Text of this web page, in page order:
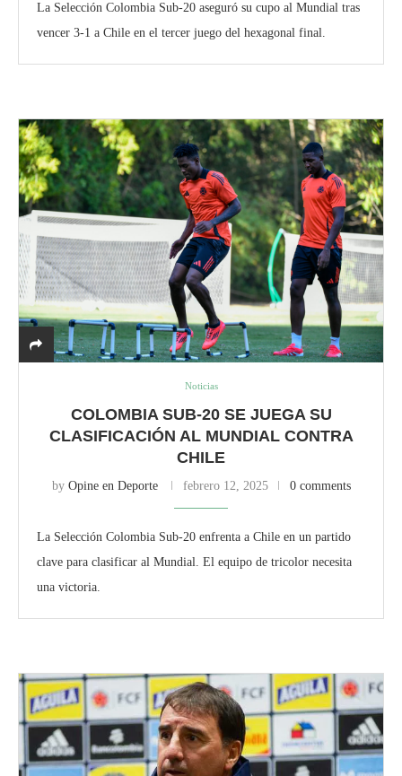
La Selección Colombia Sub-20 aseguró su cupo al Mundial tras
vencer 3-1 a Chile en el tercer juego del hexagonal final.
Noticias
COLOMBIA SUB-20 SE JUEGA SU
CLASIFICACIÓN AL MUNDIAL CONTRA
CHILE
by Opine en Deporte febrero 12, 2025 0 comments
La Selección Colombia Sub-20 enfrenta a Chile en un partido
clave para clasificar al Mundial. El equipo de tricolor necesita
una victoria.